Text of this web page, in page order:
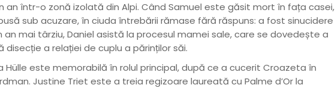
an într-o zonă izolată din Alpi. Când Samuel este găsit mort în fața casei,
sub acuzare, în ciuda întrebării rămase fără răspuns: a fost sinucidere
an mai târziu, Daniel asistă la procesul mamei sale, care se dovedește a
disecție a relației de cuplu a părinților săi.
Hülle este memorabilă în rolul principal, după ce a cucerit Croazeta în
Justine Triet este a treia regizoare laureată cu Palme d’Or la